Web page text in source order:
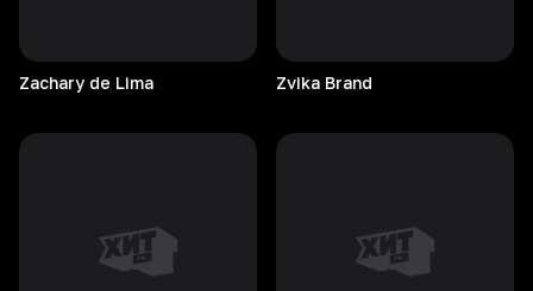
Zachary de Lima Zvika Brand